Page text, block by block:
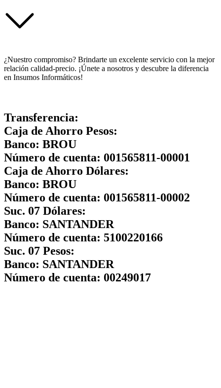
¿Nuestro compromiso? Brindarte un excelente servicio con la mejor
relación calidad-precio. ¡Únete a nosotros y descubre la diferencia
en Insumos Informáticos!
Transferencia:
Caja de Ahorro Pesos:
Banco: BROU
Número de cuenta: 001565811-00001
Caja de Ahorro Dólares:
Banco: BROU
Número de cuenta: 001565811-00002
Suc. 07 Dólares:
Banco: SANTANDER
Número de cuenta: 5100220166
Suc. 07 Pesos:
Banco: SANTANDER
Número de cuenta: 00249017